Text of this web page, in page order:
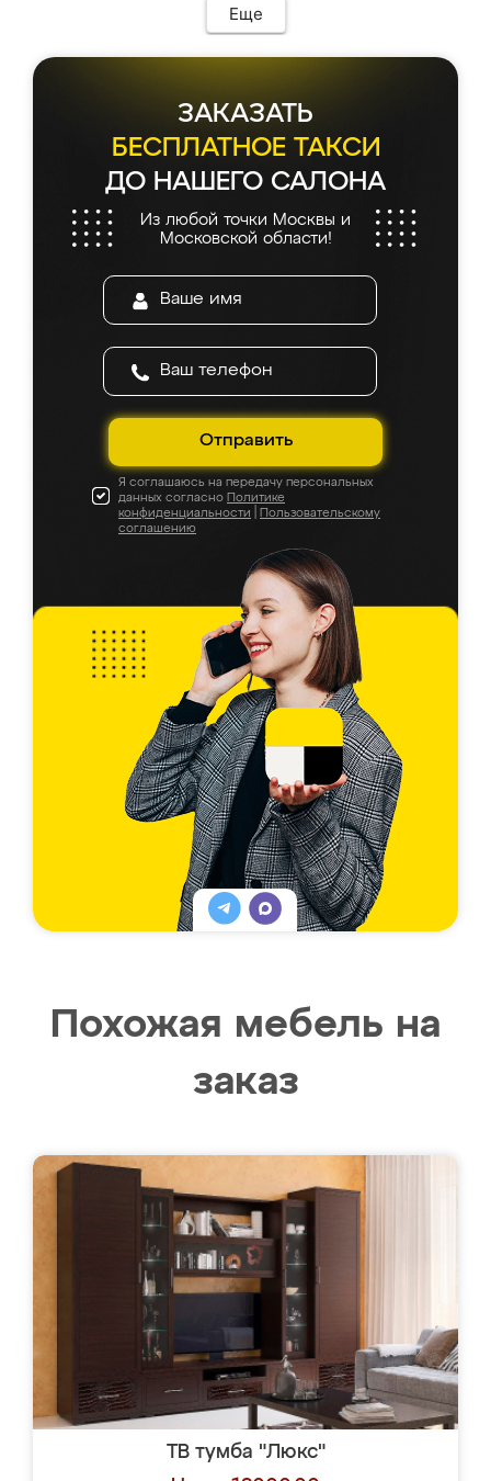
Еще
ЗАКАЗАТЬ
БЕСПЛАТНОЕ ТАКСИ
ДО НАШЕГО САЛОНА
Из любой точки Москвы и
Московской области!
Отправить
Я соглашаюсь на передачу персональных
данных согласно Политике
конфиденциальности
Пользовательскому
соглашению
Похожая мебель на
заказ
ТВ тумба "Люкс"